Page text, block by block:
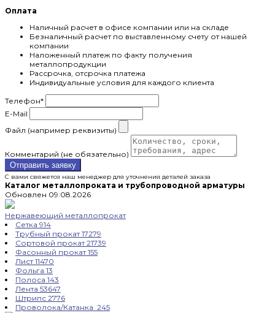
Оплата
Наличный расчет в офисе компании или на складе
Безналичный расчет по выставленному счету от нашей
компании
Наложенный платеж по факту получения
металлопродукции
Рассрочка, отсрочка платежа
Индивидуальные условия для каждого клиента
Телефон*
E-Mail
Файл (например реквизиты)
Комментарий (не обязательно)
Отправить заявку
С вами свяжется наш менеджер для уточнения деталей заказа
Каталог металлопроката и трубопроводной арматуры
Обновлен 09.08.2026
Нержавеющий металлопрокат
Сетка 914
Трубный прокат17279
Сортовой прокат21739
Фасонный прокат155
Лист11470
Фольга 13
Полоса 143
Лента 53647
Штрипс 2776
Проволока/Катанка 245